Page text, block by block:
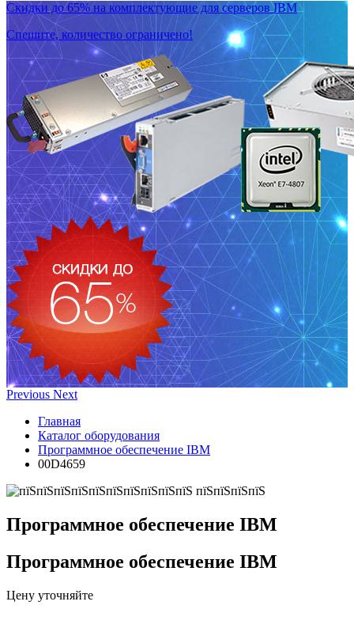
Скидки до 65% на комплектующие для серверов IBM
Спешите, количество ограничено!
Previous Next
Главная
Каталог оборудования
Программное обеспечение IBM
00D4659
Программное обеспечение IBM
Программное обеспечение IBM
Цену уточняйте